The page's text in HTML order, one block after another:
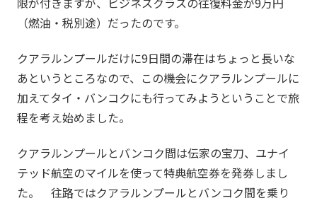
（燃油・税別途）だったのです。
クアラルンプールだけに9日間の滞在はちょっと長いな
あというところなので、この機会にクアラルンプールに
加えてタイ・バンコクにも行ってみようということで旅
程を考え始めました。
クアラルンプールとバンコク間は伝家の宝刀、ユナイ
テッド航空のマイルを使って特典航空券を発券しまし
た。 往路ではクアラルンプールとバンコク間を乗り